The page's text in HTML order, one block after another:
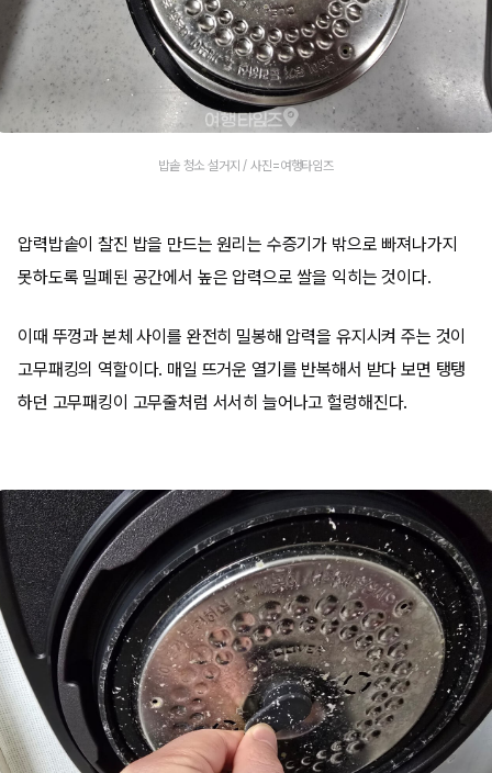
밥솥 청소 설거지 / 사진=여행타임즈
압력밥솥이 찰진 밥을 만드는 원리는 수증기가 밖으로 빠져나가지
못하도록 밀폐된 공간에서 높은 압력으로 쌀을 익히는 것이다.
이때 뚜껑과 본체 사이를 완전히 밀봉해 압력을 유지시켜 주는 것이
고무패킹의 역할이다. 매일 뜨거운 열기를 반복해서 받다 보면 탱탱
하던 고무패킹이 고무줄처럼 서서히 늘어나고 헐렁해진다.